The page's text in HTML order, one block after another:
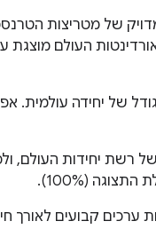
של מטריצות
העולם מוצגת
של יחידה עולמית.
יחידות העולם,
(100%).
ערכים קבועים לאורך